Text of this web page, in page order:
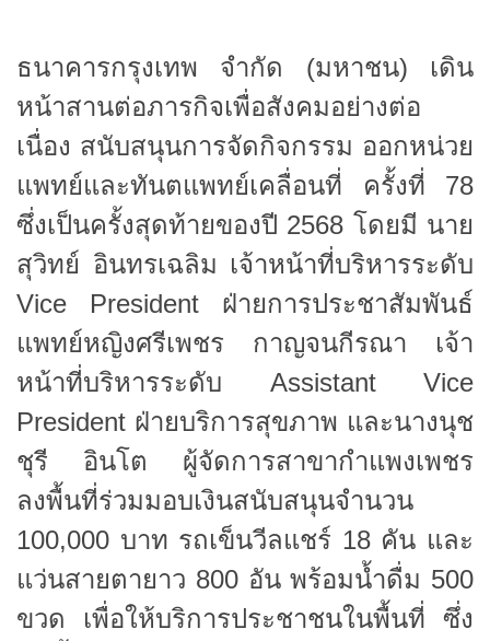
ธนาคารกรุงเทพ จำกัด (มหาชน) เดิน
หน้าสานต่อภารกิจเพื่อสังคมอย่างต่อ
เนื่อง สนับสนุนการจัดกิจกรรม ออกหน่วย
แพทย์และทันตแพทย์เคลื่อนที่ ครั้งที่ 78
ซึ่งเป็นครั้งสุดท้ายของปี 2568 โดยมี นาย
สุวิทย์ อินทรเฉลิม เจ้าหน้าที่บริหารระดับ
Vice President ฝ่ายการประชาสัมพันธ์
แพทย์หญิงศรีเพชร กาญจนกีรณา เจ้า
หน้าที่บริหารระดับ Assistant Vice
President ฝ่ายบริการสุขภาพ และนางนุช
ชุรี อินโต ผู้จัดการสาขากำแพงเพชร
ลงพื้นที่ร่วมมอบเงินสนับสนุนจำนวน
100,000 บาท รถเข็นวีลแชร์ 18 คัน และ
แว่นสายตายาว 800 อัน พร้อมน้ำดื่ม 500
ขวด เพื่อให้บริการประชาชนในพื้นที่ ซึ่ง